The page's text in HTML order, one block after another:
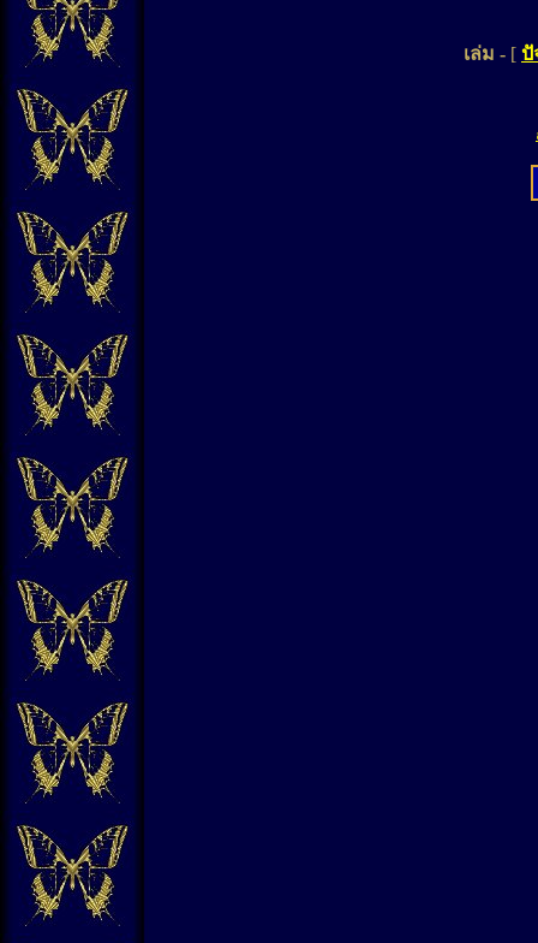
เล่ม - [ ปั